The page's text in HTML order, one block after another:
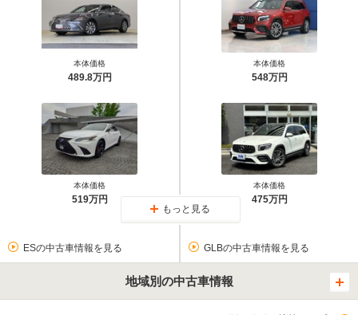
本体価格
489.8万円
本体価格
519万円
本体価格
548万円
本体価格
475万円
もっと見る
ESの中古車情報を見る GLBの中古車情報を見る
地域別の中古車情報